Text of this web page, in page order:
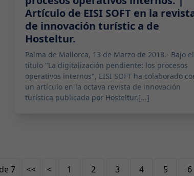
Artículo de EISI SOFT en la
de innovación turístic a de
Hosteltur.
Palma de Mallorca, 13 de Marzo de 2018.- Bajo el
título "La digitalización pendiente: los procesos
operativos internos", EISI SOFT ha colaborado
un artículo en la octava revista de innovación
turística publicada por Hosteltur.[...]
7 << < 1 2 3 4 5 6